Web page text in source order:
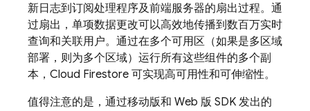
新日志到订阅处理程序及前端服务器的扇出过程。通
过扇出，单项数据更改可以高效地传播到数百万实时
查询和关联用户。通过在多个可用区（如果是多区域
部署，则为多个区域）运行所有这些组件的多个副
本， Cloud Firestore 可实现高可用性和可伸缩性。
值得注意的是，通过移动版和 Web 版 SDK 发出的